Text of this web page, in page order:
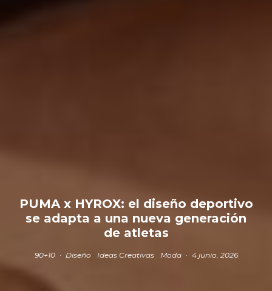
PUMA x HYROX: el diseño deportivo
se adapta a una nueva generación
de atletas
90+10 · Diseño Ideas Creativas Moda · 4 junio, 2026